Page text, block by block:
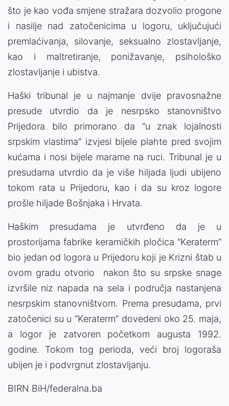
što je kao vođa smjene stražara dozvolio progone
i nasilje nad zatočenicima u logoru, uključujući
premlaćivanja, silovanje, seksualno zlostavljanje,
kao i maltretiranje, ponižavanje, psihološko
zlostavljanje i ubistva.
Haški tribunal je u najmanje dvije pravosnažne
presude utvrdio da je nesrpsko stanovništvo
Prijedora bilo primorano da “u znak lojalnosti
srpskim vlastima” izvjesi bijele plahte pred svojim
kućama i nosi bijele marame na ruci. Tribunal je u
presudama utvrdio da je više hiljada ljudi ubijeno
tokom rata u Prijedoru, kao i da su kroz logore
prošle hiljade Bošnjaka i Hrvata.
Haškim presudama je utvrđeno da je u
prostorijama fabrike keramičkih pločica “Keraterm”
bio jedan od logora u Prijedoru koji je Krizni štab u
ovom gradu otvorio nakon što su srpske snage
izvršile niz napada na sela i područja nastanjena
nesrpskim stanovništvom. Prema presudama, prvi
zatočenici su u “Keraterm” dovedeni oko 25. maja,
a logor je zatvoren početkom augusta 1992.
godine. Tokom tog perioda, veći broj logoraša
ubijen je i podvrgnut zlostavljanju.
BIRN BiH/federalna.ba